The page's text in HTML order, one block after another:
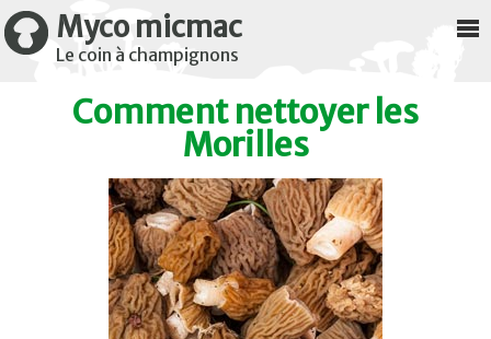
Myco micmac
Le coin à champignons
Comment nettoyer les
Morilles